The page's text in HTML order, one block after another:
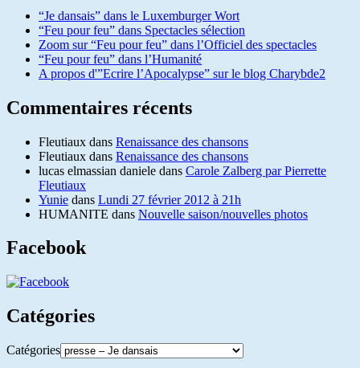
“Je dansais” dans le Luxemburger Wort
“Feu pour feu” dans Spectacles sélection
Zoom sur “Feu pour feu” dans l’Officiel des spectacles
“Feu pour feu” dans l’Humanité
A propos d'”Ecrire l’Apocalypse” sur le blog Charybde2
Commentaires récents
Fleutiaux dans Renaissance des chansons
Fleutiaux dans Renaissance des chansons
lucas elmassian daniele dans Carole Zalberg par Pierrette
Fleutiaux
Yunie dans Lundi 27 février 2012 à 21h
HUMANITE dans Nouvelle saison/nouvelles photos
Facebook
Catégories
Catégories